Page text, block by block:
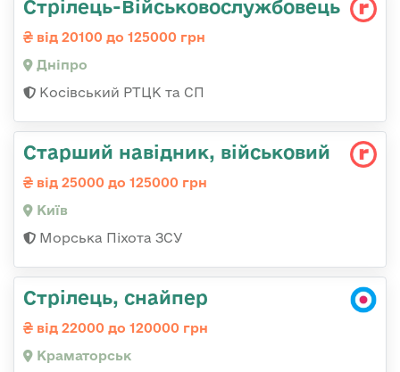
Стрілець-Військовослужбовець
від 20100 до 125000 грн
Дніпро
Косівський РТЦК та СП
Стаpший навідник, військовий
від 25000 до 125000 грн
Київ
Морська Піхота ЗСУ
Стрілець, снайпер
від 22000 до 120000 грн
Краматорськ